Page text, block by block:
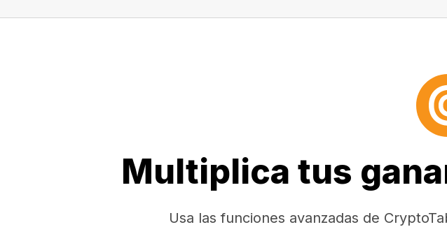
Multiplica tus
Usa las funciones avanzadas de